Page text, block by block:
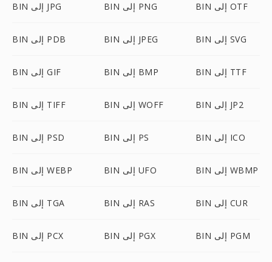
BIN إلى JPG BIN إلى PNG BIN إلى OTF
BIN إلى PDB BIN إلى JPEG BIN إلى SVG
BIN إلى GIF BIN إلى BMP BIN إلى TTF
BIN إلى TIFF BIN إلى WOFF BIN إلى JP2
BIN إلى PSD BIN إلى PS BIN إلى ICO
BIN إلى WEBP BIN إلى UFO BIN إلى WBMP
BIN إلى TGA BIN إلى RAS BIN إلى CUR
BIN إلى PCX BIN إلى PGX BIN إلى PGM